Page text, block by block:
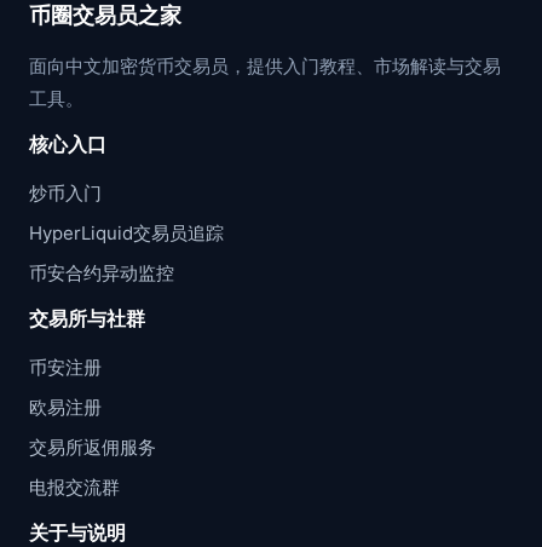
币圈交易员之家
面向中文加密货币交易员，提供入门教程、市场解读与交易
工具。
核心入口
炒币入门
HyperLiquid交易员追踪
币安合约异动监控
交易所与社群
币安注册
欧易注册
交易所返佣服务
电报交流群
关于与说明